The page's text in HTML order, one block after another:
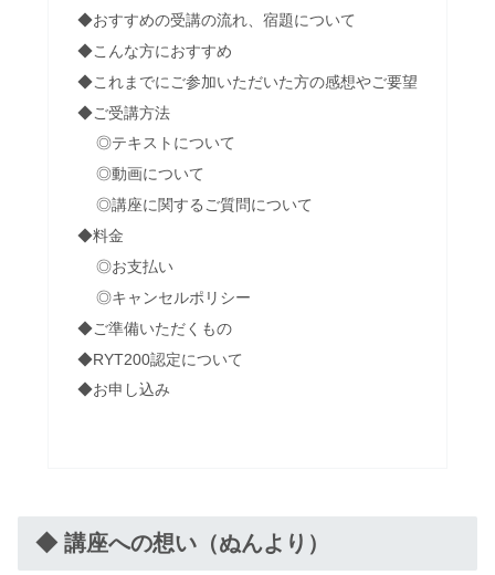
◆おすすめの受講の流れ、宿題について
◆こんな方におすすめ
◆これまでにご参加いただいた方の感想やご要望
◆ご受講方法
◎テキストについて
◎動画について
◎講座に関するご質問について
◆料金
◎お支払い
◎キャンセルポリシー
◆ご準備いただくもの
◆RYT200認定について
◆お申し込み
◆ 講座への想い（ぬんより）